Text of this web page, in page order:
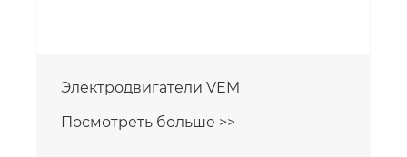
Электродвигатели VEM
Посмотреть больше >>